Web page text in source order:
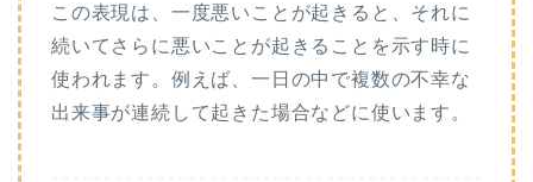
この表現は、一度悪いことが起きると、それに
続いてさらに悪いことが起きることを示す時に
使われます。例えば、一日の中で複数の不幸な
出来事が連続して起きた場合などに使います。